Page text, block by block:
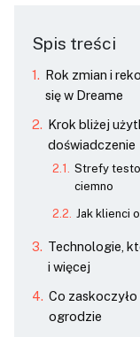
Spis treści
Rok zmian i
się w Dreame
Krok bliżej
doświadczenie
Strefy
ciemno
Jak klienci
Technologie,
i więcej
Co
ogrodzie